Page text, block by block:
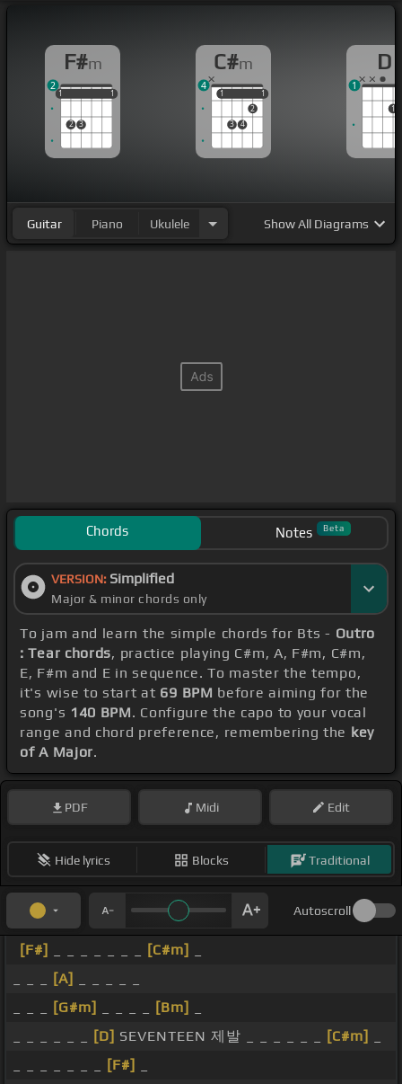
F#m
1
2 3
1
1 1
2
C#m
1
3 4
2
1
1 1
4
D
1
1
Guitar Piano Ukulele ShowAll Diagrams
Chords Notes Beta
VERSION: Simplified
Major & minor chords only
To jam and learn the simple chords for Bts - Outro
: Tear chords, practice playing C#m, A, F#m, C#m,
E, F#m and E in sequence. To master the tempo,
it's wise to start at 69 BPM before aiming for the
song's 140 BPM. Configure the capo to your vocal
range and chord preference, remembering the key
of A Major.
PDF Midi Edit
Hide lyrics Blocks Traditional
Autoscroll
[F#] [C#m]
[A]
[G#m] [Bm]
[D] SEVENTEEN 제발 _ _ _ _ _ _ [C#m]
[F#]